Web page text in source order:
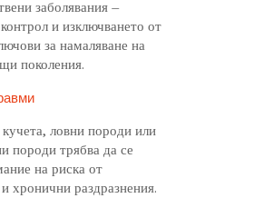
заболявания –
и изключването от
за намаляване на
поколения.
ловни породи или
породи трябва да се
на риска от
хронични раздразнения.